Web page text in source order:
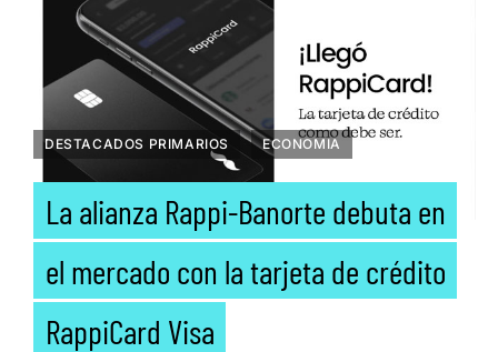
DESTACADOS PRIMARIOS ECONOMIA
La alianza Rappi-Banorte debuta en
el mercado con la tarjeta de crédito
RappiCard Visa